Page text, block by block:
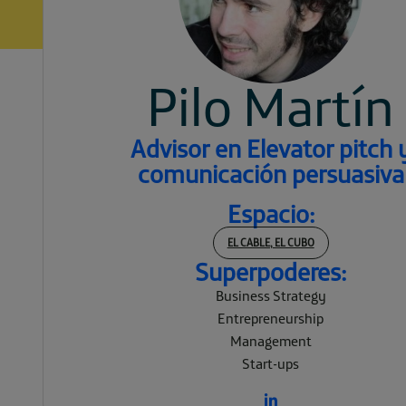
Pilo Martín
Advisor en Elevator pitch
comunicación persuasiva
Espacio:
EL CABLE, EL CUBO
Superpoderes:
Business Strategy
Entrepreneurship
Management
Start-ups